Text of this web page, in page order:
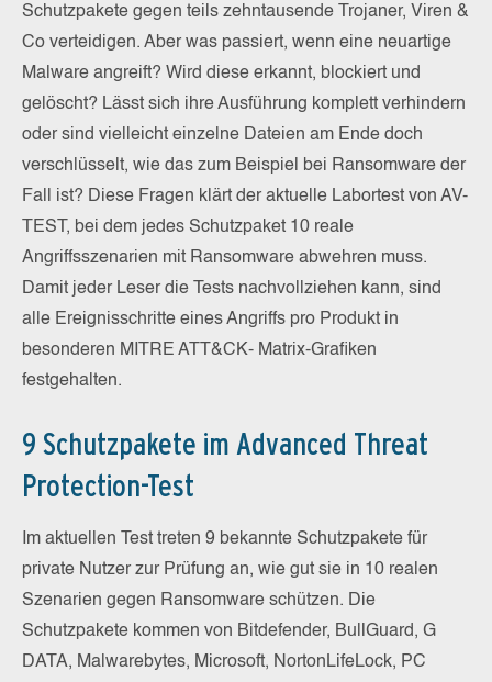
Schutzpakete gegen teils zehntausende Trojaner, Viren &
Co verteidigen. Aber was passiert, wenn eine neuartige
Malware angreift? Wird diese erkannt, blockiert und
gelöscht? Lässt sich ihre Ausführung komplett verhindern
oder sind vielleicht einzelne Dateien am Ende doch
verschlüsselt, wie das zum Beispiel bei Ransomware der
Fall ist? Diese Fragen klärt der aktuelle Labortest von AV-
TEST, bei dem jedes Schutzpaket 10 reale
Angriffsszenarien mit Ransomware abwehren muss.
Damit jeder Leser die Tests nachvollziehen kann, sind
alle Ereignisschritte eines Angriffs pro Produkt in
besonderen MITRE ATT&CK- Matrix-Grafiken
festgehalten.
9 Schutzpakete im Advanced Threat
Protection-Test
Im aktuellen Test treten 9 bekannte Schutzpakete für
private Nutzer zur Prüfung an, wie gut sie in 10 realen
Szenarien gegen Ransomware schützen. Die
Schutzpakete kommen von Bitdefender, BullGuard, G
DATA, Malwarebytes, Microsoft, NortonLifeLock, PC